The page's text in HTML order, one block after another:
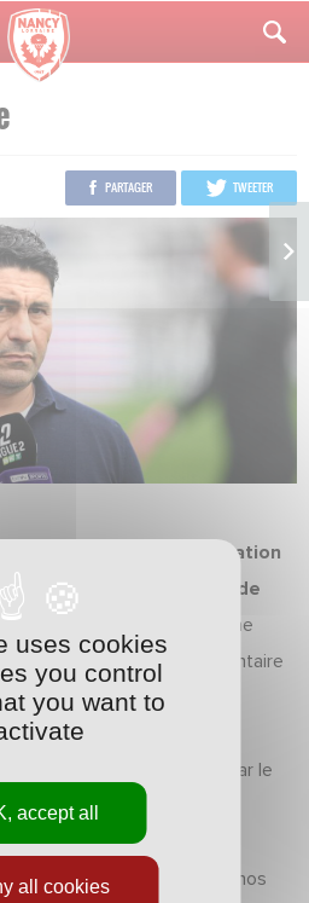
PARTAGER TWEETER
d'annoncer
la nomination
d'entraîneur principal de
engagé avec le club pour une
d'une année supplémentaire
le projet sportif porté par le
beaucoup de réussite sous nos
uses cookies
you control
you want to
accept all
all cookies